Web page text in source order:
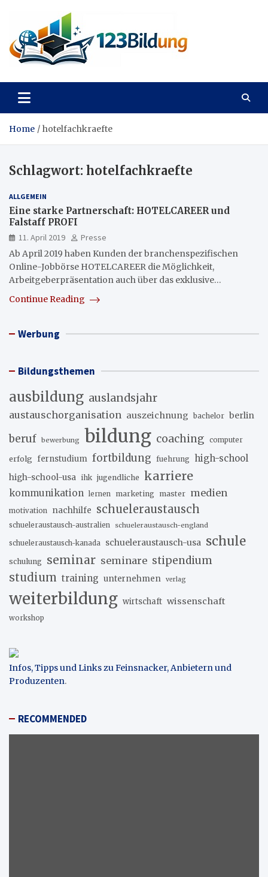
content
123Bildung
Home hotelfachkraefte
Schlagwort: hotelfachkraefte
ALLGEMEIN
Eine starke Partnerschaft: HOTELCAREER und
Falstaff PROFI
11. April 2019
Presse
Ab April 2019 haben Kunden der branchenspezifischen
Online-Jobbörse HOTELCAREER die Möglichkeit,
Arbeitgeberpräsentation auch über das exklusive…
Continue Reading
Werbung
Bildungsthemen
ausbildung auslandsjahr
austauschorganisation auszeichnung bachelor berlin
beruf bewerbung bildung coaching computer
erfolg fernstudium fortbildung fuehrung high-school
high-school-usa ihk jugendliche karriere
kommunikation lernen marketing master medien
motivation nachhilfe schueleraustausch
schueleraustausch-australien schueleraustausch-england
schueleraustausch-kanada schueleraustausch-usa schule
schulung seminar seminare stipendium
studium training unternehmen verlag
weiterbildung wirtschaft wissenschaft
workshop
Infos, Tipps und Links zu Feinsnacker, Anbietern und
Produzenten.
RECOMMENDED